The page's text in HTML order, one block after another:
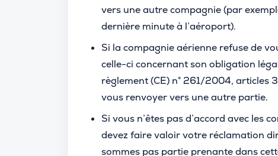
vers une autre compagnie (par
dernière minute à l’aéroport).
Si la compagnie aérienne refuse de
celle-ci concernant son obligation
règlement (CE) n° 261/2004, articles
vous renvoyer vers une autre partie.
Si vous n’êtes pas d’accord avec les
devez faire valoir votre réclamation
sommes pas partie prenante dans